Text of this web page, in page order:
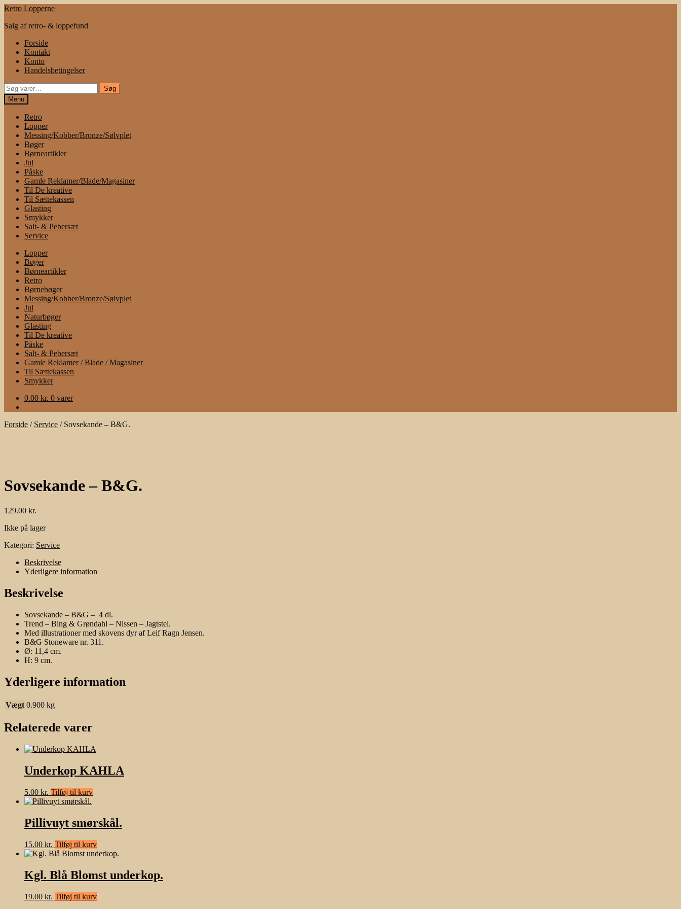
Spring
navigation
Spring
indhold
Retro Lopperne
Salg af retro- & loppefund
Forside
Kontakt
Konto
Handelsbetingelser
Søg
efter:
Søg
Menu
Retro
Lopper
Messing/Kobber/Bronze/Sølvplet
Bøger
Børneartikler
Jul
Påske
Gamle Reklamer/Blade/Magasiner
Til De kreative
Til Sættekassen
Glasting
Smykker
Salt- & Pebersæt
Service
Lopper
Bøger
Børneartikler
Retro
Børnebøger
Messing/Kobber/Bronze/Sølvplet
Jul
Naturbøger
Glasting
Til De kreative
Påske
Salt- & Pebersæt
Gamle Reklamer / Blade / Magasiner
Til Sættekassen
Smykker
0.00 kr. 0 varer
Forside / Service / Sovsekande – B&G.
Sovsekande – B&G.
129.00 kr.
Ikke på lager
Kategori: Service
Beskrivelse
Yderligere information
Beskrivelse
Sovsekande – B&G – 4 dl.
Trend – Bing & Grøndahl – Nissen – Jagtstel.
Med illustrationer med skovens dyr af Leif Ragn Jensen.
B&G Stoneware nr. 311.
Ø: 11,4 cm.
H: 9 cm.
Yderligere information
Vægt 0.900 kg
Relaterede varer
Underkop KAHLA
5.00 kr. Tilføj til kurv
Pillivuyt smørskål.
15.00 kr. Tilføj til kurv
Kgl. Blå Blomst underkop.
19.00 kr. Tilføj til kurv